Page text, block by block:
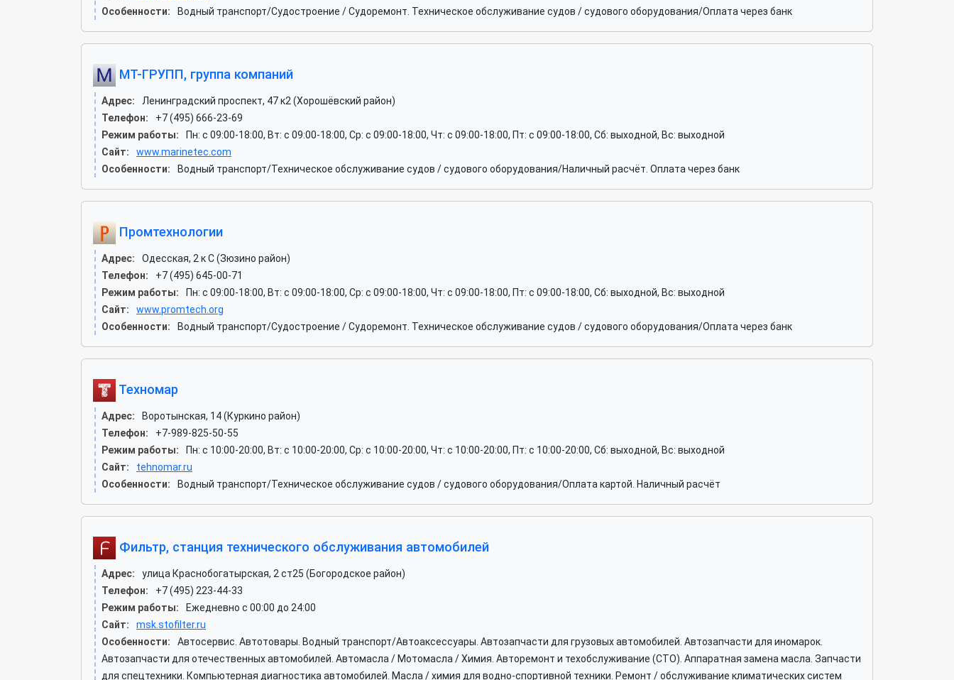
Особенности:
Водный транспорт/Судостроение / Судоремонт. Техническое обслуживание судов / судового оборудования/Оплата через банк
МТ-ГРУПП, группа компаний
Адрес:
Ленинградский проспект, 47 к2 (Хорошёвский район)
Телефон:
+7 (495) 666-23-69
Режим работы:
Пн: c 09:00-18:00, Вт: c 09:00-18:00, Ср: c 09:00-18:00, Чт: c 09:00-18:00, Пт: c 09:00-18:00, Сб: выходной, Вс: выходной
Сайт:
www.marinetec.com
Особенности:
Водный транспорт/Техническое обслуживание судов / судового оборудования/Наличный расчёт. Оплата через банк
Промтехнологии
Адрес:
Одесская, 2 к C (Зюзино район)
Телефон:
+7 (495) 645-00-71
Режим работы:
Пн: c 09:00-18:00, Вт: c 09:00-18:00, Ср: c 09:00-18:00, Чт: c 09:00-18:00, Пт: c 09:00-18:00, Сб: выходной, Вс: выходной
Сайт:
www.promtech.org
Особенности:
Водный транспорт/Судостроение / Судоремонт. Техническое обслуживание судов / судового оборудования/Оплата через банк
Техномар
Адрес:
Воротынская, 14 (Куркино район)
Телефон:
+7-989-825-50-55
Режим работы:
Пн: c 10:00-20:00, Вт: c 10:00-20:00, Ср: c 10:00-20:00, Чт: c 10:00-20:00, Пт: c 10:00-20:00, Сб: выходной, Вс: выходной
Сайт:
tehnomar.ru
Особенности:
Водный транспорт/Техническое обслуживание судов / судового оборудования/Оплата картой. Наличный расчёт
Фильтр, станция технического обслуживания автомобилей
Адрес:
улица Краснобогатырская, 2 ст25 (Богородское район)
Телефон:
+7 (495) 223-44-33
Режим работы:
Ежедневно с 00:00 до 24:00
Сайт:
msk.stofilter.ru
Особенности:
Автосервис. Автотовары. Водный транспорт/Автоаксессуары. Автозапчасти для грузовых автомобилей. Автозапчасти для иномарок.
Автозапчасти для отечественных автомобилей. Автомасла / Мотомасла / Химия. Авторемонт и техобслуживание (СТО). Аппаратная замена масла. Запчасти
для спецтехники. Компьютерная диагностика автомобилей. Масла / химия для водно-спортивной техники. Ремонт / обслуживание климатических систем